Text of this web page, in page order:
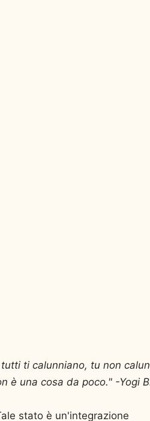
ti calunniano, tu non
è una cosa da poco." -Yogi
stato è un'integrazione